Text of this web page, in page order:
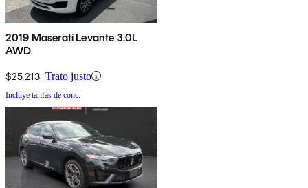
2019 Maserati Levante 3.0L
AWD
$25,213 Trato justo
Incluye tarifas de conc.